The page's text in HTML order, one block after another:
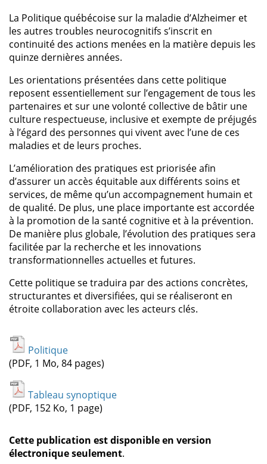
La Politique québécoise sur la maladie d’Alzheimer et
les autres troubles neurocognitifs s’inscrit en
continuité des actions menées en la matière depuis les
quinze dernières années.
Les orientations présentées dans cette politique
reposent essentiellement sur l’engagement de tous les
partenaires et sur une volonté collective de bâtir une
culture respectueuse, inclusive et exempte de préjugés
à l’égard des personnes qui vivent avec l’une de ces
maladies et de leurs proches.
L’amélioration des pratiques est priorisée afin
d’assurer un accès équitable aux différents soins et
services, de même qu’un accompagnement humain et
de qualité. De plus, une place importante est accordée
à la promotion de la santé cognitive et à la prévention.
De manière plus globale, l’évolution des pratiques sera
facilitée par la recherche et les innovations
transformationnelles actuelles et futures.
Cette politique se traduira par des actions concrètes,
structurantes et diversifiées, qui se réaliseront en
étroite collaboration avec les acteurs clés.
Politique
(PDF, 1 Mo, 84 pages)
Tableau synoptique
(PDF, 152 Ko, 1 page)
Cette publication est disponible en version
électronique seulement.